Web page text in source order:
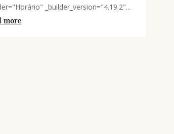
_builder_version="4.19.2"...
more